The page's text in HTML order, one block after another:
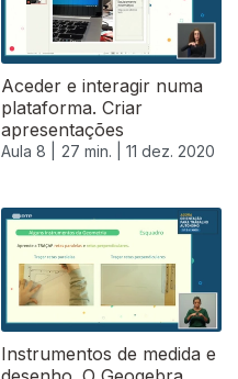
Aceder e interagir numa
plataforma. Criar
apresentações
Aula 8 | 27 min. | 11 dez. 2020
Instrumentos de medida e